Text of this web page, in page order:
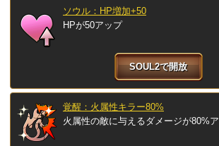
ソウル：HP増加+50
HPが50アップ
SOUL2で開放
覚醒：火属性キラー80%
火属性の敵に与えるダメージが80%